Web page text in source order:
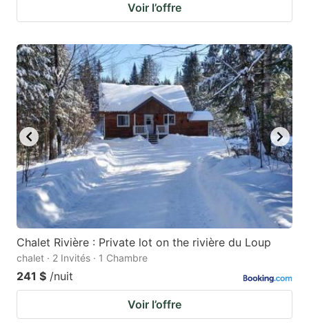
Voir l’offre
Chalet Rivière : Private lot on the rivière du Loup
chalet · 2 Invités · 1 Chambre
241 $ /nuit
Voir l’offre